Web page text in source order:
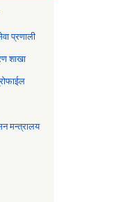
प्रणाली
शाखा
मन्त्रालय